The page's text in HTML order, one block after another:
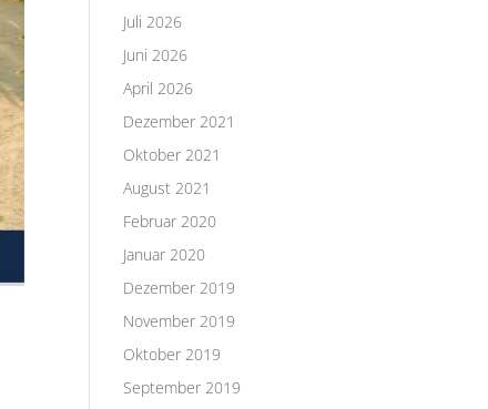
Juli 2026
Juni 2026
April 2026
Dezember 2021
Oktober 2021
August 2021
Februar 2020
Januar 2020
Dezember 2019
November 2019
Oktober 2019
September 2019